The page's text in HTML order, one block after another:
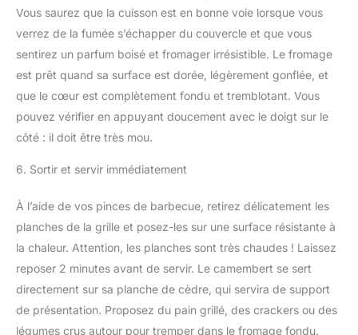
Vous saurez que la cuisson est en bonne voie lorsque vous
verrez de la fumée s’échapper du couvercle et que vous
sentirez un parfum boisé et fromager irrésistible. Le fromage
est prêt quand sa surface est dorée, légèrement gonflée, et
que le cœur est complètement fondu et tremblotant. Vous
pouvez vérifier en appuyant doucement avec le doigt sur le
côté : il doit être très mou.
6. Sortir et servir immédiatement
À l’aide de vos pinces de barbecue, retirez délicatement les
planches de la grille et posez-les sur une surface résistante à
la chaleur. Attention, les planches sont très chaudes ! Laissez
reposer 2 minutes avant de servir. Le camembert se sert
directement sur sa planche de cèdre, qui servira de support
de présentation. Proposez du pain grillé, des crackers ou des
légumes crus autour pour tremper dans le fromage fondu.